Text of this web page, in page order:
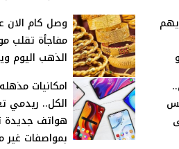
مفاجأة تقلب
الذهب اليوم
امكانيات
الكل.. ريدمي
هواتف جديدة
بمواصفات غير